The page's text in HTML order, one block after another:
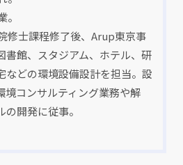
修士課程修了後、Arup東京事
書館、スタジアム、ホテル、研
などの環境設備設計を担当。設
境コンサルティング業務や解
開発に従事。